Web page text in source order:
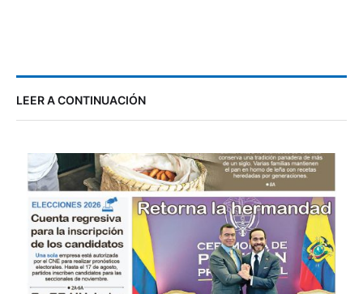
LEER A CONTINUACIÓN